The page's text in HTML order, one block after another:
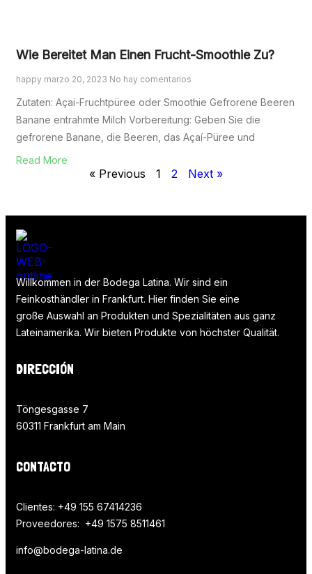
Wie Bereitet Man Einen Frucht-Smoothie Zu?
happy marzo 20, 2023 No hay comentarios
Zutaten: Açai-Fruchtpüree oder Smoothie Gefrorene Beeren
Banane entrahmte Milch Vorbereitung: Geben Sie die
gefrorene Banane, die Beeren, das Açaí-Püree und
Read More
« Previous 1 2 Next »
Willkommen in der Bodega Latina. Wir sind ein
Feinkosthändler in Frankfurt. Hier finden Sie eine
große Auswahl an Produkten und Spezialitäten aus ganz
Lateinamerika. Wir bieten Produkte von höchster Qualität.
DIRECCIÓN
Töngesgasse 7
60311 Frankfurt am Main
CONTACTO
Clientes: +49 155 67414236
Proveedores: +49 1575 8511461
info@bodega-latina.de